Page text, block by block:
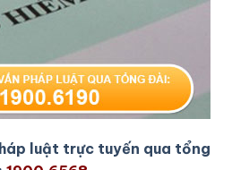
luật trực tuyến qua tổng